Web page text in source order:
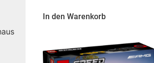
In den Warenkorb